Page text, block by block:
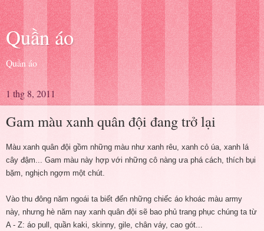
Quần áo
Quần áo
1 thg 8, 2011
Gam màu xanh quân đội đang trở lại
Màu xanh quân đội gồm những màu như xanh rêu, xanh cỏ úa, xanh lá
cây đậm... Gam màu này hợp với những cô nàng ưa phá cách, thích bụi
bặm, nghịch ngợm một chút.
Vào thu đông năm ngoái ta biết đến những chiếc áo khoác màu army
này, nhưng hè năm nay xanh quân đội sẽ bao phủ trang phục chúng ta từ
A - Z: áo pull, quần kaki, skinny, gile, chân váy, cao gót...